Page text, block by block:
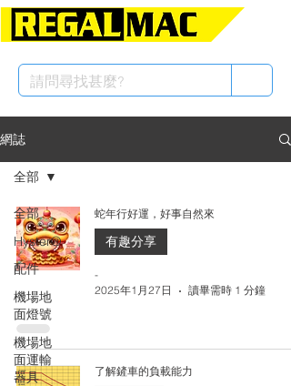
網誌
全部
Hyster®
配件
機場地
面燈號
機場地
面運輸
器具
全部
蛇年行好運，好事自然來
有趣分享
-
2025年1月27日
讀畢需時 1 分鐘
了解鏟車的負載能力